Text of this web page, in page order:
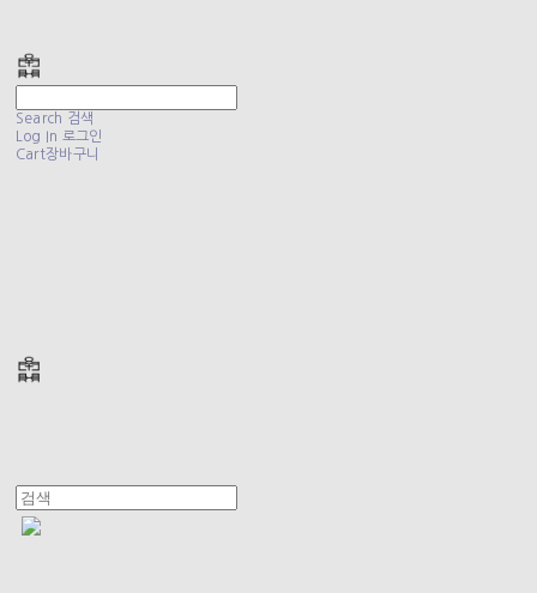
Search 검색
Log In 로그인
Cart장바구니